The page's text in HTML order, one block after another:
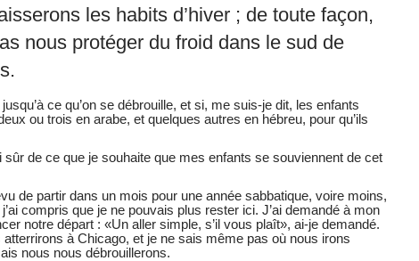
les habits d’hiver ; de toute façon,
nous protéger du froid dans le sud de
ce qu’on se débrouille, et si, me suis-je dit, les enfants
ou trois en arabe, et quelques autres en hébreu, pour qu’ils
de ce que je souhaite que mes enfants se souviennent de cet
de partir dans un mois pour une année sabbatique, voire moins,
compris que je ne pouvais plus rester ici. J’ai demandé à mon
notre départ : «Un aller simple, s’il vous plaît», ai-je demandé.
à Chicago, et je ne sais même pas où nous irons
nous nous débrouillerons.